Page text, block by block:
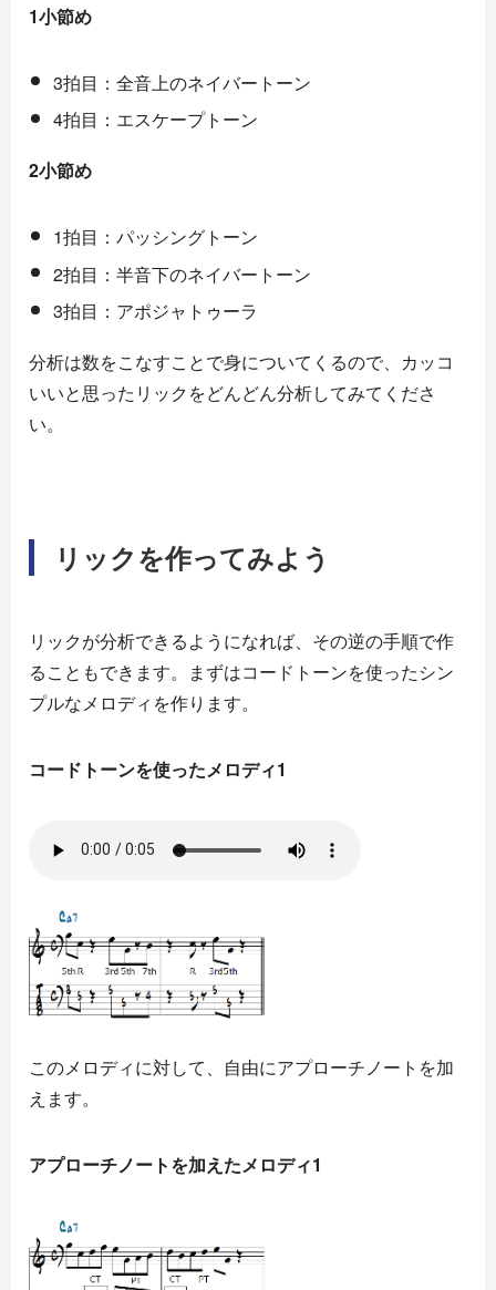
1小節め
3拍目：全音上のネイバートーン
4拍目：エスケープトーン
2小節め
1拍目：パッシングトーン
2拍目：半音下のネイバートーン
3拍目：アポジャトゥーラ
分析は数をこなすことで身についてくるので、カッコ
いいと思ったリックをどんどん分析してみてくださ
い。
リックを作ってみよう
リックが分析できるようになれば、その逆の手順で作
ることもできます。まずはコードトーンを使ったシン
プルなメロディを作ります。
コードトーンを使ったメロディ1
このメロディに対して、自由にアプローチノートを加
えます。
アプローチノートを加えたメロディ1